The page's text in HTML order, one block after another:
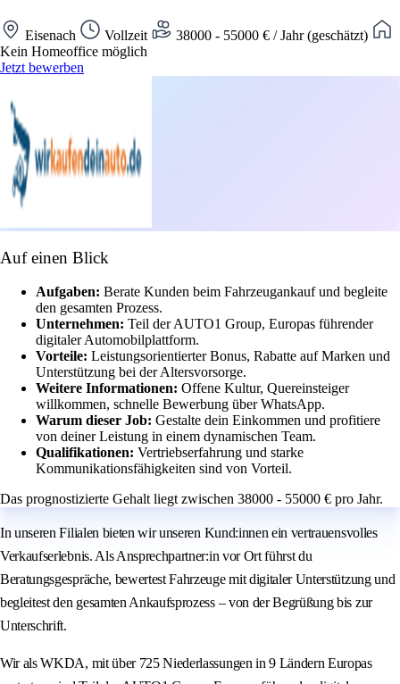
Eisenach Vollzeit
38000 - 55000 € / Jahr (geschätzt)
Kein Homeoffice möglich
Jetzt bewerben
Auf einen Blick
Aufgaben: Berate Kunden beim Fahrzeugankauf und begleite
den gesamten Prozess.
Unternehmen: Teil der AUTO1 Group, Europas führender
digitaler Automobilplattform.
Vorteile: Leistungsorientierter Bonus, Rabatte auf Marken und
Unterstützung bei der Altersvorsorge.
Weitere Informationen: Offene Kultur, Quereinsteiger
willkommen, schnelle Bewerbung über WhatsApp.
Warum dieser Job: Gestalte dein Einkommen und profitiere
von deiner Leistung in einem dynamischen Team.
Qualifikationen: Vertriebserfahrung und starke
Kommunikationsfähigkeiten sind von Vorteil.
Das prognostizierte Gehalt liegt zwischen 38000 - 55000 € pro Jahr.
In unseren Filialen bieten wir unseren Kund:innen ein vertrauensvolles
Verkaufserlebnis. Als Ansprechpartner:in vor Ort führst du
Beratungsgespräche, bewertest Fahrzeuge mit digitaler Unterstützung und
begleitest den gesamten Ankaufsprozess – von der Begrüßung bis zur
Unterschrift.
Wir als WKDA, mit über 725 Niederlassungen in 9 Ländern Europas